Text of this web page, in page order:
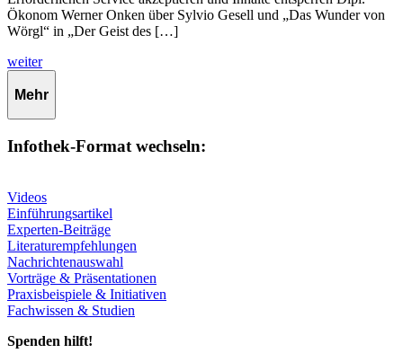
Ökonom Werner Onken über Sylvio Gesell und „Das Wunder von
Wörgl“ in „Der Geist des […]
weiter
Mehr
Infothek-Format wechseln:
Videos
Einführungsartikel
Experten-Beiträge
Literaturempfehlungen
Nachrichtenauswahl
Vorträge & Präsentationen
Praxisbeispiele & Initiativen
Fachwissen & Studien
Spenden hilft!